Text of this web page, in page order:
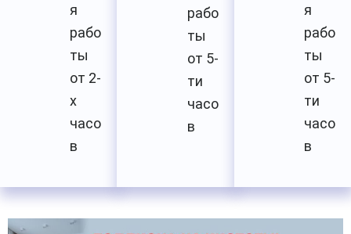
я
рабо
ты
от 2-
х
часо
в
рабо
ты
от 5-
ти
часо
в
я
рабо
ты
от 5-
ти
часо
в